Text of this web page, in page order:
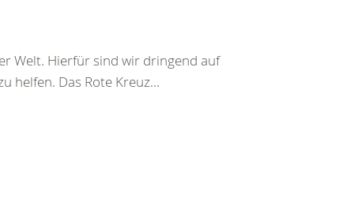
Welt. Hierfür sind wir dringend auf
helfen. Das Rote Kreuz...